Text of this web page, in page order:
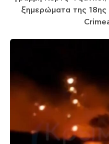
ξημερώματα της